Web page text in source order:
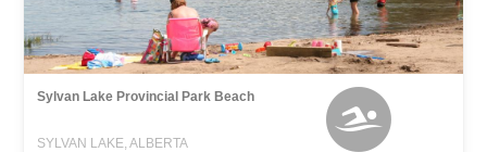
Sylvan Lake Provincial Park Beach
SYLVAN LAKE, ALBERTA